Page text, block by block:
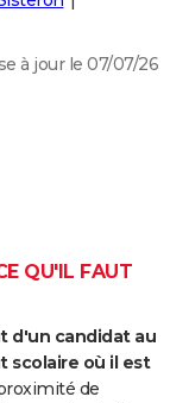
à jour le 07/07/26
QU'IL FAUT
d'un candidat au
scolaire où il est
de